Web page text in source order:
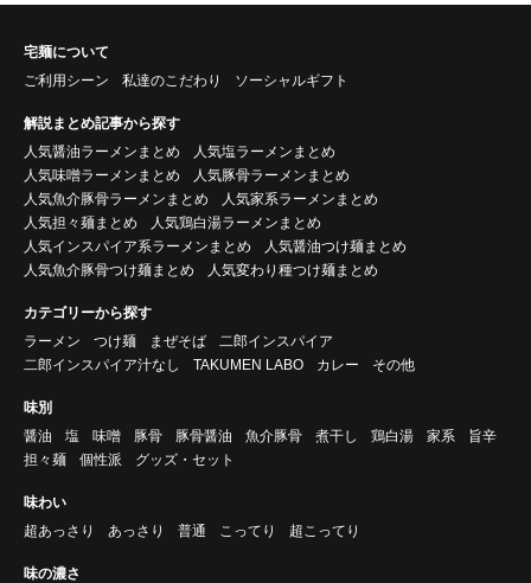
宅麺について
ご利用シーン
私達のこだわり ソーシャルギフト
解説まとめ記事から探す
人気醤油ラーメンまとめ
人気塩ラーメンまとめ
人気味噌ラーメンまとめ
人気豚骨ラーメンまとめ
人気魚介豚骨ラーメンまとめ
人気家系ラーメンまとめ
人気担々麺まとめ
人気鶏白湯ラーメンまとめ
人気インスパイア系ラーメンまとめ
人気醤油つけ麺まとめ
人気魚介豚骨つけ麺まとめ
人気変わり種つけ麺まとめ
カテゴリーから探す
ラーメン
つけ麺 まぜそば
二郎インスパイア
二郎インスパイア汁なし
TAKUMEN LABO カレー その他
味別
醤油
塩 味噌 豚骨 豚骨醤油 魚介豚骨 煮干し 鶏白湯 家系
旨辛
担々麺
個性派 グッズ・セット
味わい
超あっさり
あっさり 普通 こってり 超こってり
味の濃さ